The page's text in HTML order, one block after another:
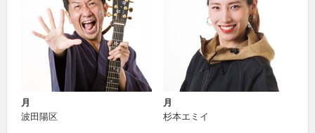
月
波田陽区
月
杉本エミイ